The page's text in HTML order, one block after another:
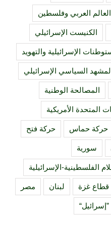
العالم العربي وفلسطين
الكنيست الإسرائيلي
الإسرائيلية والتهويد
السياسي الإسرائيلي
المصالحة الوطنية
المتحدة الأمريكية
حركة حماس حركة فتح
سورية
الفلسطينية-الإسرائيلية
قطاع غزة لبنان مصر
”إسرائيل“